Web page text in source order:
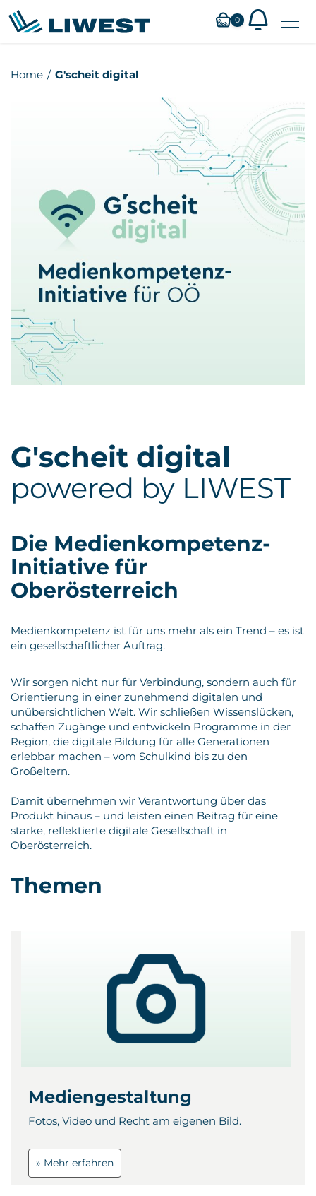
Zum
0
Home G'scheit digital
G'scheit digital
powered by LIWEST
Die Medienkompetenz-
Initiative für
Oberösterreich
Medienkompetenz ist für uns mehr als ein Trend – es ist
ein gesellschaftlicher Auftrag.
Wir sorgen nicht nur für Verbindung, sondern auch für
Orientierung in einer zunehmend digitalen und
unübersichtlichen Welt. Wir schließen Wissenslücken,
schaffen Zugänge und entwickeln Programme in der
Region, die digitale Bildung für alle Generationen
erlebbar machen – vom Schulkind bis zu den
Großeltern.
Damit übernehmen wir Verantwortung über das
Produkt hinaus – und leisten einen Beitrag für eine
starke, reflektierte digitale Gesellschaft in
Oberösterreich.
Themen
Mediengestaltung
Fotos, Video und Recht am eigenen Bild.
» Mehr erfahren